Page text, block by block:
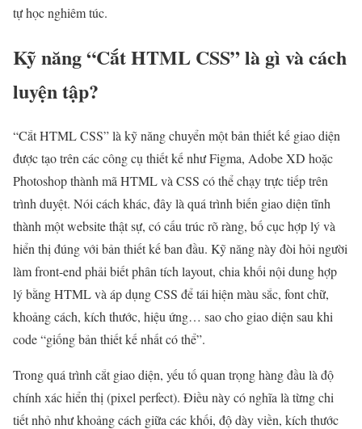
tự học nghiêm túc.
Kỹ năng “Cắt HTML CSS” là gì và cách
luyện tập?
“Cắt HTML CSS” là kỹ năng chuyển một bản thiết kế giao diện
được tạo trên các công cụ thiết kế như Figma, Adobe XD hoặc
Photoshop thành mã HTML và CSS có thể chạy trực tiếp trên
trình duyệt. Nói cách khác, đây là quá trình biến giao diện tĩnh
thành một website thật sự, có cấu trúc rõ ràng, bố cục hợp lý và
hiển thị đúng với bản thiết kế ban đầu. Kỹ năng này đòi hỏi người
làm front-end phải biết phân tích layout, chia khối nội dung hợp
lý bằng HTML và áp dụng CSS để tái hiện màu sắc, font chữ,
khoảng cách, kích thước, hiệu ứng… sao cho giao diện sau khi
code “giống bản thiết kế nhất có thể”.
Trong quá trình cắt giao diện, yếu tố quan trọng hàng đầu là độ
chính xác hiển thị (pixel perfect). Điều này có nghĩa là từng chi
tiết nhỏ như khoảng cách giữa các khối, độ dày viền, kích thước